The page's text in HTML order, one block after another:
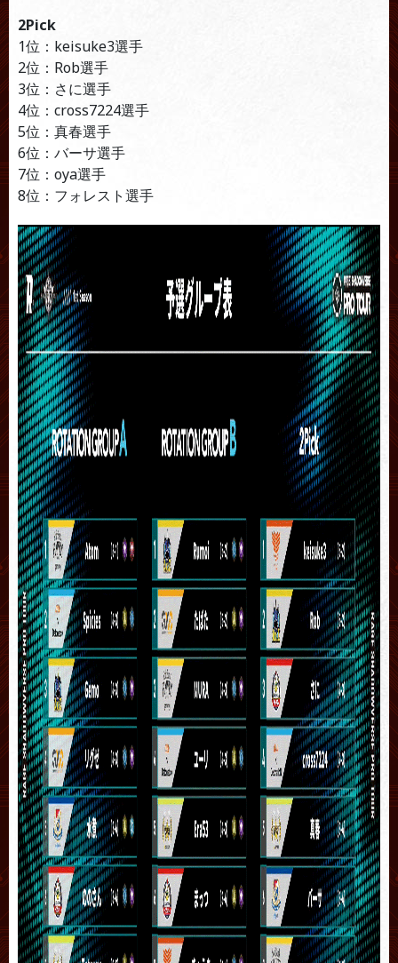
2Pick
1位：keisuke3選手
2位：Rob選手
3位：さに選手
4位：cross7224選手
5位：真春選手
6位：バーサ選手
7位：oya選手
8位：フォレスト選手